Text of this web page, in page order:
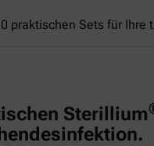
praktischen Sets für Ihre
Sterillium